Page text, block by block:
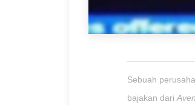
Sebuah
bajakan dari